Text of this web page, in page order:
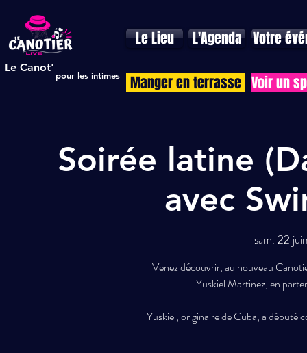
Le Canot'
pour les intimes
Le Lieu L'Agenda Votre
Manger en terrasse Voir un
Soirée latine
avec
sam. 22 juin
Venez découvrir, au nouveau
Yuskiel Martinez, en
Yuskiel, originaire de Cuba, a débuté